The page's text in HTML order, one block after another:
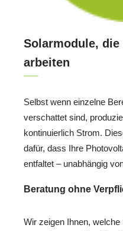
Solarmodule,
arbeiten
Selbst wenn einzelne
verschattet sind,
kontinuierlich Strom.
dafür, dass Ihre
entfaltet – unabhängig
Beratung ohne
Wir zeigen Ihnen,